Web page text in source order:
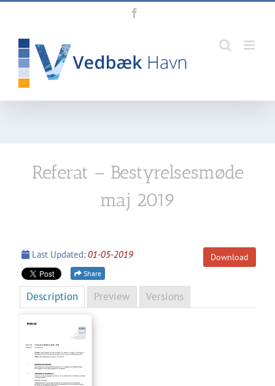
Skip
Referat – Bestyrelsesmøde
maj 2019
Download
Last Updated: 01-05-2019
Share
Description Preview Versions